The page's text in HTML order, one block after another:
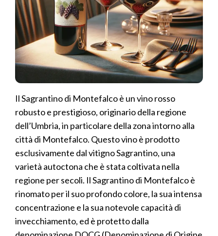
Il Sagrantino di Montefalco è un vino rosso
robusto e prestigioso, originario della regione
dell’Umbria, in particolare della zona intorno alla
città di Montefalco. Questo vino è prodotto
esclusivamente dal vitigno Sagrantino, una
varietà autoctona che è stata coltivata nella
regione per secoli. Il Sagrantino di Montefalco è
rinomato per il suo profondo colore, la sua intensa
concentrazione e la sua notevole capacità di
invecchiamento, ed è protetto dalla